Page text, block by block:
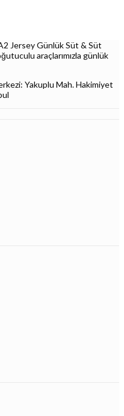
Jersey Günlük Süt & Süt
araçlarımızla günlük
Yakuplu Mah. Hakimiyet